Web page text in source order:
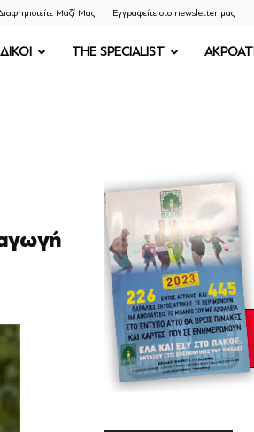
Μαζί Μας Εγγραφείτε στο newsletter μας
THE SPECIALIST